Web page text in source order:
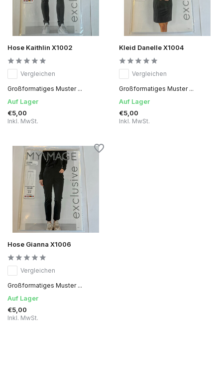
Hose Kaithlin X1002
Vergleichen
Großformatiges Muster ...
Auf Lager
€5,00
Inkl. MwSt.
Kleid Danelle X1004
Vergleichen
Großformatiges Muster ...
Auf Lager
€5,00
Inkl. MwSt.
Hose Gianna X1006
Vergleichen
Großformatiges Muster ...
Auf Lager
€5,00
Inkl. MwSt.